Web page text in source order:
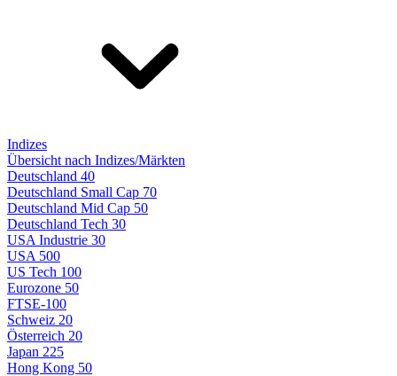
Indizes
Übersicht nach Indizes/Märkten
Deutschland 40
Deutschland Small Cap 70
Deutschland Mid Cap 50
Deutschland Tech 30
USA Industrie 30
USA 500
US Tech 100
Eurozone 50
FTSE-100
Schweiz 20
Österreich 20
Japan 225
Hong Kong 50